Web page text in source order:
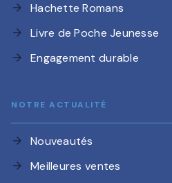
arrow_forward Hachette Romans
arrow_forward Livre de Poche Jeunesse
arrow_forward Engagement durable
NOTRE ACTUALITÉ
arrow_forward Nouveautés
arrow_forward Meilleures ventes